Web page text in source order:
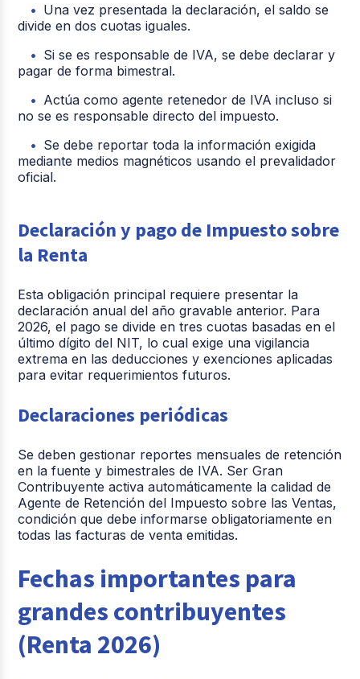
Una vez presentada la declaración, el saldo se
divide en dos cuotas iguales.
Si se es responsable de IVA, se debe declarar y
pagar de forma bimestral.
Actúa como agente retenedor de IVA incluso si
no se es responsable directo del impuesto.
Se debe reportar toda la información exigida
mediante medios magnéticos usando el prevalidador
oficial.
Declaración y pago de Impuesto sobre
la Renta
Esta obligación principal requiere presentar la
declaración anual del año gravable anterior. Para
2026, el pago se divide en tres cuotas basadas en el
último dígito del NIT, lo cual exige una vigilancia
extrema en las deducciones y exenciones aplicadas
para evitar requerimientos futuros.
Declaraciones periódicas
Se deben gestionar reportes mensuales de retención
en la fuente y bimestrales de IVA. Ser Gran
Contribuyente activa automáticamente la calidad de
Agente de Retención del Impuesto sobre las Ventas,
condición que debe informarse obligatoriamente en
todas las facturas de venta emitidas.
Fechas importantes para
grandes contribuyentes
(Renta 2026)